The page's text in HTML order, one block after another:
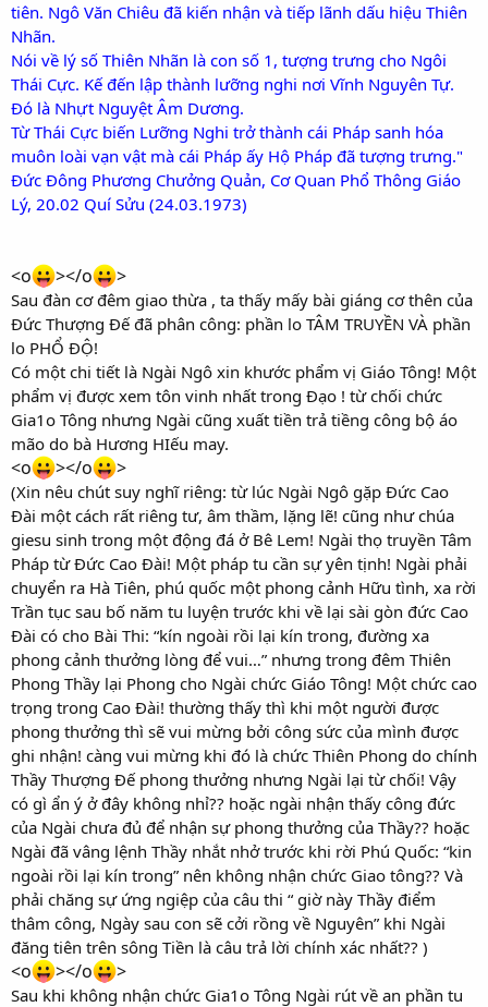
tiên. Ngô Văn Chiêu đã kiến nhận và tiếp lãnh dấu hiệu Thiên
Nhãn.
Nói về lý số Thiên Nhãn là con số 1, tượng trưng cho Ngôi
Thái Cực. Kế đến lập thành lưỡng nghi nơi Vĩnh Nguyên Tự.
Đó là Nhựt Nguyệt Âm Dương.
Từ Thái Cực biến Lưỡng Nghi trở thành cái Pháp sanh hóa
muôn loài vạn vật mà cái Pháp ấy Hộ Pháp đã tượng trưng."
Đức Đông Phương Chưởng Quản, Cơ Quan Phổ Thông Giáo
Lý, 20.02 Quí Sửu (24.03.1973)
<o ></o >
Sau đàn cơ đêm giao thừa , ta thấy mấy bài giáng cơ thên của
Đức Thượng Đế đã phân công: phần lo TÂM TRUYỀN VÀ phần
lo PHỔ ĐỘ!
Có một chi tiết là Ngài Ngô xin khước phẩm vị Giáo Tông! Một
phẩm vị được xem tôn vinh nhất trong Đạo ! từ chối chức
Gia1o Tông nhưng Ngài cũng xuất tiền trả tiềng công bộ áo
mão do bà Hương HIếu may.
<o ></o >
(Xin nêu chút suy nghĩ riêng: từ lúc Ngài Ngô gặp Đức Cao
Đài một cách rất riêng tư, âm thầm, lặng lẽ! cũng như chúa
giesu sinh trong một động đá ở Bê Lem! Ngài thọ truyền Tâm
Pháp từ Đức Cao Đài! Một pháp tu cần sự yên tịnh! Ngài phải
chuyển ra Hà Tiên, phú quốc một phong cảnh Hữu tình, xa rời
Trần tục sau bố năm tu luyện trước khi về lại sài gòn đức Cao
Đài có cho Bài Thi: “kín ngoài rồi lại kín trong, đường xa
phong cảnh thưởng lòng để vui…” nhưng trong đêm Thiên
Phong Thầy lại Phong cho Ngài chức Giáo Tông! Một chức cao
trọng trong Cao Đài! thường thấy thì khi một người được
phong thưởng thì sẽ vui mừng bởi công sức của mình được
ghi nhận! càng vui mừng khi đó là chức Thiên Phong do chính
Thầy Thượng Đế phong thưởng nhưng Ngài lại từ chối! Vậy
có gì ẩn ý ở đây không nhỉ?? hoặc ngài nhận thấy công đức
của Ngài chưa đủ để nhận sự phong thưởng của Thầy?? hoặc
Ngài đã vâng lệnh Thầy nhắt nhở trước khi rời Phú Quốc: “kin
ngoài rồi lại kín trong” nên không nhận chức Giao tông?? Và
phải chăng sự ứng ngiệp của câu thi “ giờ này Thầy điểm
thâm công, Ngày sau con sẽ cởi rồng về Nguyên” khi Ngài
đăng tiên trên sông Tiền là câu trả lời chính xác nhất?? )
<o ></o >
Sau khi không nhận chức Gia1o Tông Ngài rút về an phần tu